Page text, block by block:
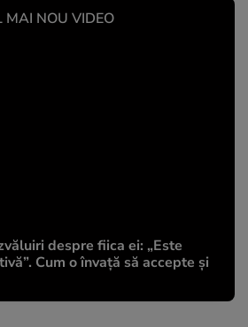
MAI NOU VIDEO
despre fiica ei: „Este
Cum o învață să accepte și